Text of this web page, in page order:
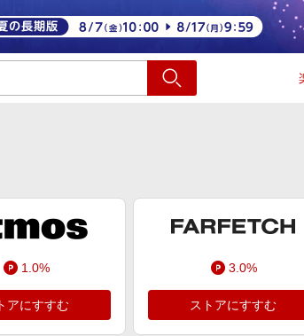
1.0%
アにすすむ
3.0%
ストアにすすむ